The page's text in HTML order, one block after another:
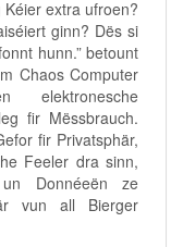
extra ufroen?
ginn? Dës si
hunn.” betount
Chaos Computer
elektronesche
fir Mëssbrauch.
fir Privatsphär,
Feeler dra sinn,
Donnéeën ze
vun all Bierger